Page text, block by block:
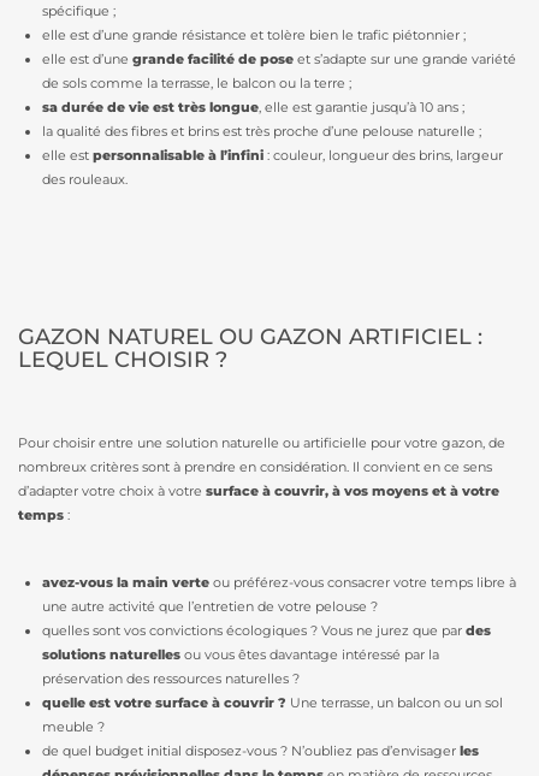
spécifique ;
elle est d’une grande résistance et tolère bien le trafic piétonnier ;
elle est d’une grande facilité de pose et s’adapte sur une grande variété
de sols comme la terrasse, le balcon ou la terre ;
sa durée de vie est très longue, elle est garantie jusqu’à 10 ans ;
la qualité des fibres et brins est très proche d’une pelouse naturelle ;
elle est personnalisable à l’infini : couleur, longueur des brins, largeur
des rouleaux.
GAZON NATUREL OU GAZON ARTIFICIEL :
LEQUEL CHOISIR ?
Pour choisir entre une solution naturelle ou artificielle pour votre gazon, de
nombreux critères sont à prendre en considération. Il convient en ce sens
d’adapter votre choix à votre surface à couvrir, à vos moyens et à votre
temps :
avez-vous la main verte ou préférez-vous consacrer votre temps libre à
une autre activité que l’entretien de votre pelouse ?
quelles sont vos convictions écologiques ? Vous ne jurez que par des
solutions naturelles ou vous êtes davantage intéressé par la
préservation des ressources naturelles ?
quelle est votre surface à couvrir ? Une terrasse, un balcon ou un sol
meuble ?
de quel budget initial disposez-vous ? N’oubliez pas d’envisager les